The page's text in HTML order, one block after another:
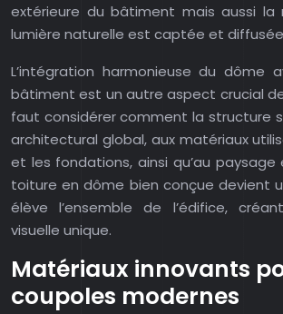
extérieure du bâtiment mais aussi la
lumière naturelle est captée et diffusée
L’intégration harmonieuse du dôme
bâtiment est un autre aspect crucial
faut considérer comment la structure
architectural global, aux matériaux
et les fondations, ainsi qu’au paysage
toiture en dôme bien conçue devient
élève l’ensemble de l’édifice,
visuelle unique.
Matériaux innovants
coupoles modernes